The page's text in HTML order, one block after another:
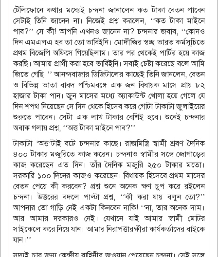
টেলিফোনে কথার মধ্যেই চন্দনা জানালেন কত টাকা বেতন পাবেন
সেটাই তিনি জানেন না। নিজেই প্রশ্ন করলেন, ‘‘কত টাকা মাইনে
পাব?’’ সে কী! আপনি এখনও জানেন না? চন্দনার জবাব, ‘‘কোনও
দিন এমএলএ হব তা তো ভাবিইনি। মোদীজির স্বচ্ছ ভারত কর্মসূচিতে
প্রথম বিজেপি অফিসে গিয়েছিলাম। তার পর থেকেই পার্টির হয়ে কাজ
করছি। আমায় প্রার্থী করা হবে ভাবিইনি। সবাই চেষ্টা করেছে বলে আমি
জিতে গেছি।’’ আনন্দবাজার ডিজিটালের কাছেই তিনি জানলেন, বেতন
ও বিভিন্ন ভাতা বাবদ পশ্চিমবঙ্গে এক জন বিধায়ক মাসে প্রায় ৮২
হাজার টাকা পান। জুন মাসের মধ্যে অ্যাকাউন্ট খোলা হয়ে গেলে যে
দিন শপথ নিয়েছেন সে দিন থেকে হিসেব করে গোটা টাকাটা জুলাইয়ের
শুরুতে পাবেন। সেটা এক লাখ টাকার বেশিই হবে। শুনেই চন্দনার
অবাক গলায় প্রশ্ন, ‘‘অত্ত টাকা মাইনে পাব?’’
টাকাটা ‘অত্ত’টাই বটে চন্দনার কাছে। রাজমিস্ত্রি স্বামী শ্রবণ দৈনিক
৪০০ টাকার মজুরিতে কাজ করেন। চন্দনাও স্বামীর সঙ্গে জোগাড়ের
কাজ করেছেন এত দিন। তাঁর দৈনিক মজুরি ২৫০ টাকার মতো।
সরকারি ১০০ দিনের কাজও করেছেন। বিধায়ক হিসেবে প্রথম মাসের
বেতন পেয়ে কী করবেন? প্রশ্ন শুনে অনেক ক্ষণ চুপ করে রইলেন
চন্দনা। উত্তরের বদলে পাল্টা প্রশ্ন, ‘‘কী করা যায় বলুন তো?’’
আপনার তো গাড়ি নেই একটা কিনবেন নাকি! ‘‘না, তার অনেক দাম।
আর আমার দরকারও নেই। যেখানে যাই আমার স্বামী মোটর
সাইকেলে করে নিয়ে যান। আমার নিরাপত্তারক্ষীরা কার্যকর্তাদের বাইকে
যান।’’